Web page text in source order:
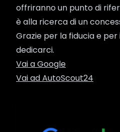
offriranno un punto di
è alla ricerca di un
Grazie per la fiducia e
dedicarci.
Vai a Google
Vai ad AutoScout24